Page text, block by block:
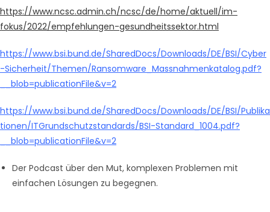
https://www.ncsc.admin.ch/ncsc/de/home/aktuell/im-
fokus/2022/empfehlungen-gesundheitssektor.html
https://www.bsi.bund.de/SharedDocs/Downloads/DE/BSI/Cyber
-Sicherheit/Themen/Ransomware_Massnahmenkatalog.pdf?
__blob=publicationFile&v=2
https://www.bsi.bund.de/SharedDocs/Downloads/DE/BSI/Publika
tionen/ITGrundschutzstandards/BSI-Standard_1004.pdf?
__blob=publicationFile&v=2
Der Podcast über den Mut, komplexen Problemen mit
einfachen Lösungen zu begegnen.